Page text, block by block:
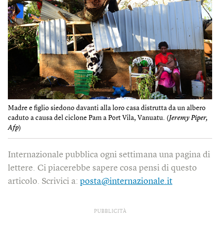
Madre e figlio siedono davanti alla loro casa distrutta da un albero
caduto a causa del ciclone Pam a Port Vila, Vanuatu. (Jeremy Piper,
Afp)
Internazionale pubblica ogni settimana una pagina di
lettere. Ci piacerebbe sapere cosa pensi di questo
articolo. Scrivici a: posta@internazionale.it
PUBBLICITÀ